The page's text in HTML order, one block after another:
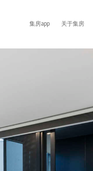
集房app 关于集房